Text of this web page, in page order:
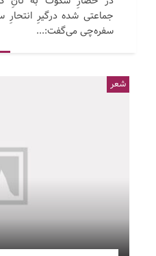
جماعتی شده درگیرِ
سفره‌چی می‌گفت:...
شعر